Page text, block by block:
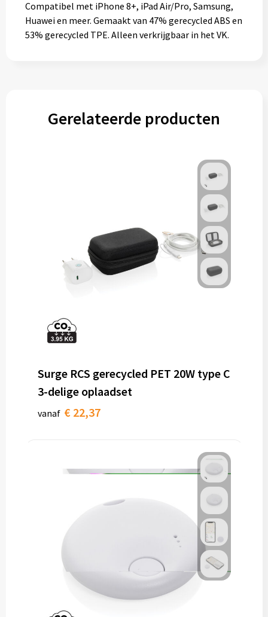
Compatibel met iPhone 8+, iPad Air/Pro, Samsung,
Huawei en meer. Gemaakt van 47% gerecycled ABS en
53% gerecycled TPE. Alleen verkrijgbaar in het VK.
Gerelateerde producten
Surge RCS gerecycled PET 20W type C
3-delige oplaadset
vanaf € 22,37